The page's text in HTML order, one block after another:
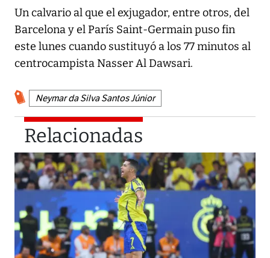
Un calvario al que el exjugador, entre otros, del
Barcelona y el París Saint-Germain puso fin
este lunes cuando sustituyó a los 77 minutos al
centrocampista Nasser Al Dawsari.
Neymar da Silva Santos Júnior
Relacionadas